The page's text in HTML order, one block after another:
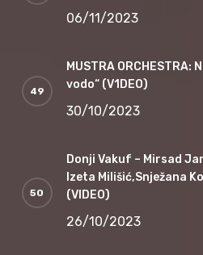
06/11/2023
MUSTRA
vodo“ (V1DEO)
30/10/2023
Donji Vakuf – Mirsad
Izeta Milišić,Snježana
(VIDEO)
26/10/2023